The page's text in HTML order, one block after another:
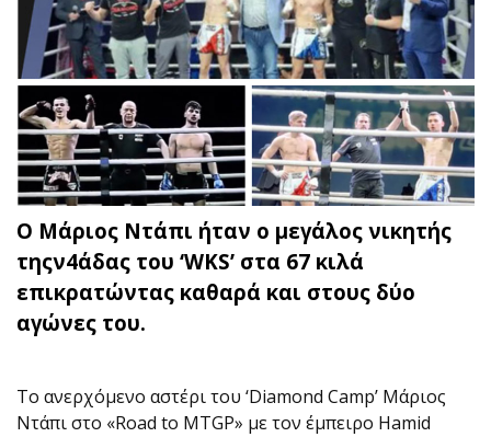
O Μάριος Ντάπι ήταν ο μεγάλος νικητής
τηςν4άδας του ‘WKS’ στα 67 κιλά
επικρατώντας καθαρά και στους δύο
αγώνες του.
Το ανερχόμενο αστέρι του ‘Diamond Camp’ Μάριος
Ντάπι στο «Road to MTGP» με τον έμπειρο Hamid